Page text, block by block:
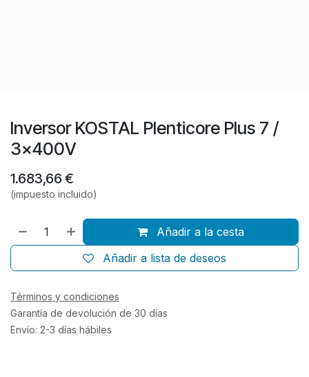
Inversor KOSTAL Plenticore Plus 7 /
3x400V
1.683,66 €
(impuesto incluido)
Añadir a la cesta
Añadir a lista de deseos
Términos y condiciones
Garantía de devolución de 30 días
Envío: 2-3 días hábiles